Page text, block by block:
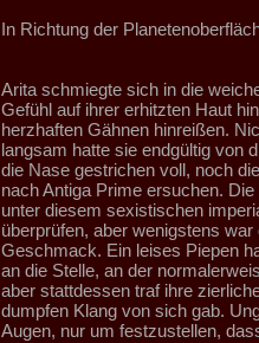
In Richtung der
Arita schmiegte sich in die
Gefühl auf ihrer erhitzten Haut
herzhaften Gähnen hinreißen.
langsam hatte sie endgültig von
die Nase gestrichen voll, noch
nach Antiga Prime ersuchen.
unter diesem sexistischen
überprüfen, aber wenigstens
Geschmack. Ein leises Piepen
an die Stelle, an der
aber stattdessen traf ihre
dumpfen Klang von sich gab.
Augen, nur um festzustellen,